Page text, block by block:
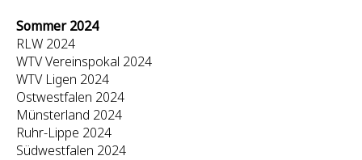
Sommer 2024
RLW 2024
WTV Vereinspokal 2024
WTV Ligen 2024
Ostwestfalen 2024
Münsterland 2024
Ruhr-Lippe 2024
Südwestfalen 2024